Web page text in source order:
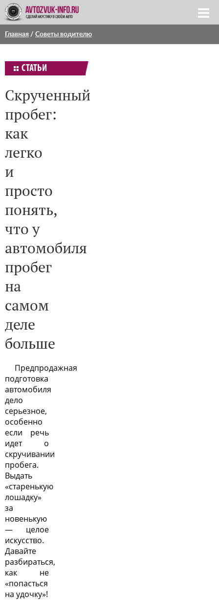
Главная / Советы водителю
СТАТЬИ
Скрученный
пробег:
как
легко
и
просто
понять,
что у
автомобиля
пробег
на
самом
деле
больше
Предпродажная
подготовка
автомобиля
дело
серьезное,
особенно
если речь
идет о
скручивании
пробега.
Выдать
«старенькую
лошадку»
за
новенькую
— целое
искусство.
Давайте
разбираться,
как не
«попасться
на удочку»!